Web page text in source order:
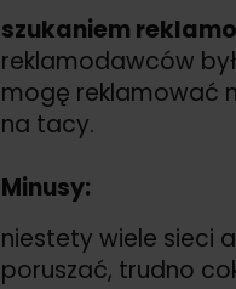
szukaniem
reklamodawców
mogę reklamować
na tacy.
Minusy:
niestety wiele sieci
poruszać, trudno